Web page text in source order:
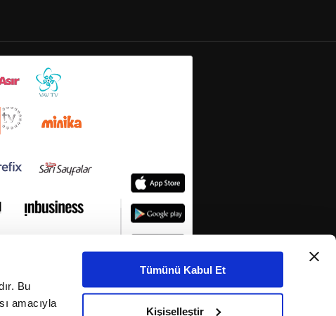
Bu
amacıyla
Tümünü Kabul Et
Kişiselleştir